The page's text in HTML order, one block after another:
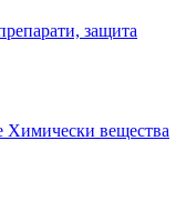
защита
Химически вещества